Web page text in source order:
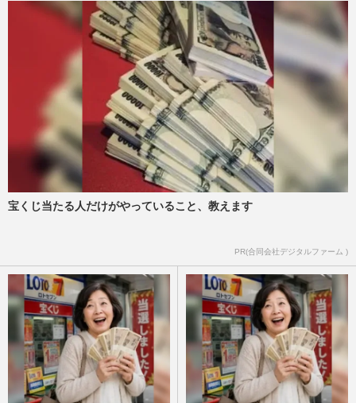
宝くじ当たる人だけがやっていること、教えます
PR(合同会社デジタルファーム )